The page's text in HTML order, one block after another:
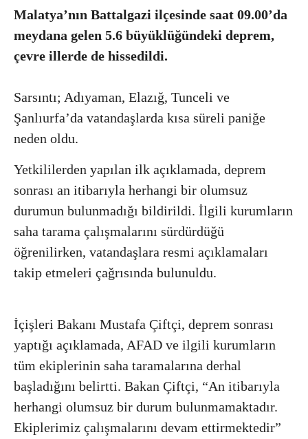
Malatya’nın Battalgazi ilçesinde saat 09.00’da
meydana gelen 5.6 büyüklüğündeki deprem,
çevre illerde de hissedildi.
Sarsıntı; Adıyaman, Elazığ, Tunceli ve
Şanlıurfa’da vatandaşlarda kısa süreli paniğe
neden oldu.
Yetkililerden yapılan ilk açıklamada, deprem
sonrası an itibarıyla herhangi bir olumsuz
durumun bulunmadığı bildirildi. İlgili kurumların
saha tarama çalışmalarını sürdürdüğü
öğrenilirken, vatandaşlara resmi açıklamaları
takip etmeleri çağrısında bulunuldu.
İçişleri Bakanı Mustafa Çiftçi, deprem sonrası
yaptığı açıklamada, AFAD ve ilgili kurumların
tüm ekiplerinin saha taramalarına derhal
başladığını belirtti. Bakan Çiftçi, “An itibarıyla
herhangi olumsuz bir durum bulunmamaktadır.
Ekiplerimiz çalışmalarını devam ettirmektedir”